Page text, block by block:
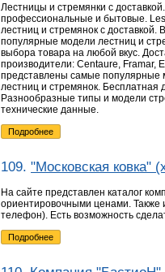
Лестницы и стремянки с
профессиональные и бытовые.
лестниц и стремянок с
популярные модели лестниц и
выбора товара на любой вкус.
производители: Centaure, Framar,
представлены самые
лестниц и стремянок. Бесплатная
Разнообразные типы и модели
технические данные.
Подробнее
109. "Московская ковка"
На сайте представлен каталог
ориентировочными ценами.
телефон). Есть возможность
Подробнее